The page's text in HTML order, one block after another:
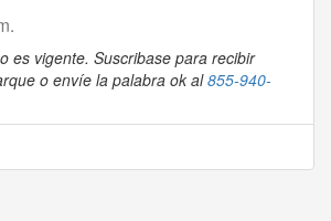
es vigente. Suscribase para recibir
o envíe la palabra ok al855-940-